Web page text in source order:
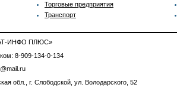
Торговые предприятия
Транспорт
ИНФО ПЛЮС»
8-909-134-0-134
обл., г. Слободской, ул. Володарского, 52